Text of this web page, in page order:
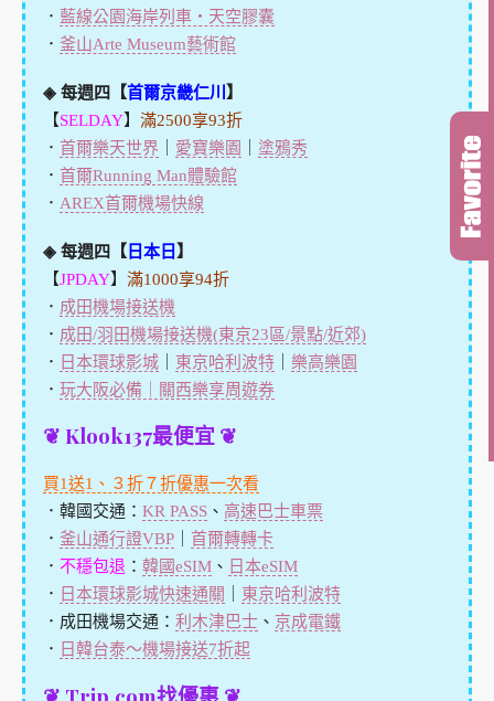
． 藍線公園海岸列車・天空膠囊
． 釜山Arte Museum藝術館
◈ 每週四【首爾京畿仁川
】
【SELDAY】 滿2500享93折
． 首爾樂天世界 愛寶樂園
塗鴉秀
． 首爾Running Man體驗館
． AREX首爾機場快線
◈ 每週四【 日本日 】
【JPDAY】 滿1000享94折
． 成田機場接送機
． 成田/羽田機場接送機(東京23區/景點/近郊)
． 日本環球影城｜ 東京哈利波特｜ 樂高樂園
． 玩大阪必備｜關西樂享周遊券
❦ Klook137最便宜 ❦
買1送1、３折７折優惠一次看
．韓國交通： KR PASS、 高速巴士車票
． 釜山通行證VBP｜ 首爾轉轉卡
． 不穩包退 ： 韓國eSIM、 日本eSIM
． 日本環球影城快速通關
東京哈利波特
．成田機場交通： 利木津巴士、 京成電鐵
． 日韓台泰～機場接送7折起